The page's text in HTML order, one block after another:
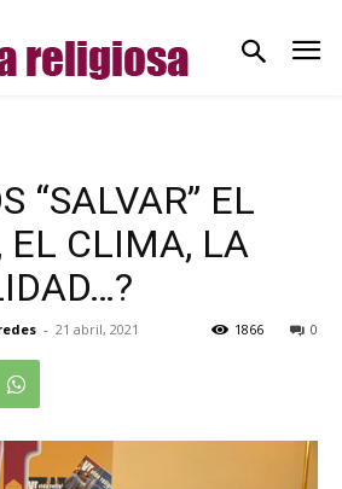
“SALVAR” EL
EL CLIMA, LA
- 21 abril, 2021 0
1866